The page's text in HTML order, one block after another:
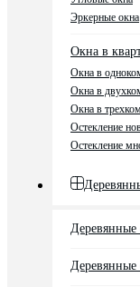
Эркерные окна
Окна в
Окна в
Окна в
Окна в
Остекление
Остекление
Деревянные
Деревянные